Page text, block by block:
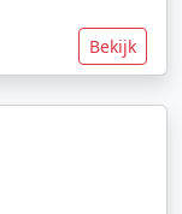
Bekijk